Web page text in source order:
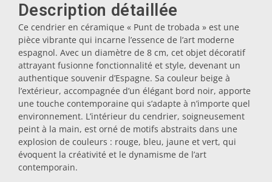
Sous-verres
Bouchons
Huiliers
Dessous-de-plat
Verres
Description détaillée
Ce cendrier en céramique « Punt de trobada » est une
pièce vibrante qui incarne l’essence de l’art moderne
espagnol. Avec un diamètre de 8 cm, cet objet décoratif
attrayant fusionne fonctionnalité et style, devenant un
authentique souvenir d’Espagne. Sa couleur beige à
l’extérieur, accompagnée d’un élégant bord noir, apporte
une touche contemporaine qui s’adapte à n’importe quel
environnement. L’intérieur du cendrier, soigneusement
peint à la main, est orné de motifs abstraits dans une
explosion de couleurs : rouge, bleu, jaune et vert, qui
évoquent la créativité et le dynamisme de l’art
contemporain.